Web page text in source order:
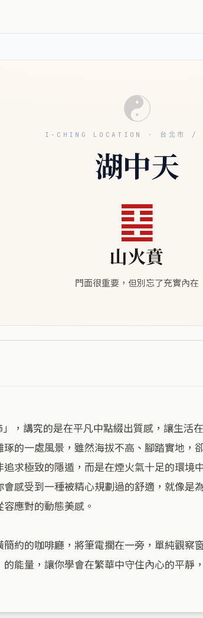
☯
I-CHING LOCATION · 台北市 /
湖中天
䷕
山火賁
門面很重要，但別忘了充實內在
的一處風景，雖然海拔不高、腳踏實地，
求極致的隱遁，而是在煙火氣十足的環境
感受到一種被精心規劃過的舒適，就像是
應對的動態美感。
約的咖啡廳，將筆電擱在一旁，單純觀察
能量，讓你學會在繁華中守住內心的平靜